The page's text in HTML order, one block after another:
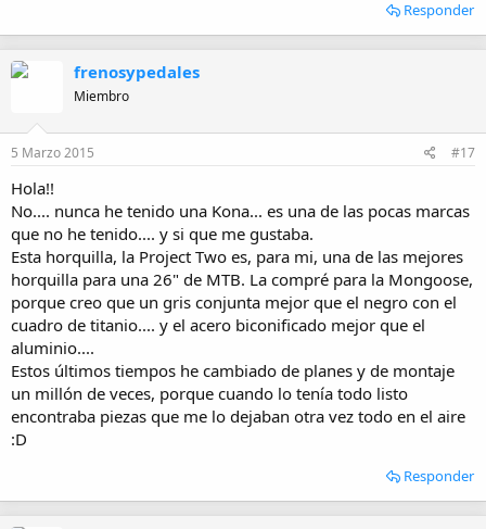
Responder
frenosypedales
Miembro
5 Marzo 2015 #17
Hola!!
No.... nunca he tenido una Kona... es una de las pocas marcas
que no he tenido.... y si que me gustaba.
Esta horquilla, la Project Two es, para mi, una de las mejores
horquilla para una 26" de MTB. La compré para la Mongoose,
porque creo que un gris conjunta mejor que el negro con el
cuadro de titanio.... y el acero biconificado mejor que el
aluminio....
Estos últimos tiempos he cambiado de planes y de montaje
un millón de veces, porque cuando lo tenía todo listo
encontraba piezas que me lo dejaban otra vez todo en el aire
:D
Responder